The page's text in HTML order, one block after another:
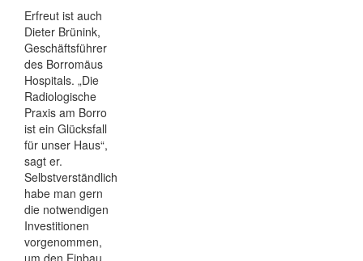
Erfreut ist auch
Dieter Brünink,
Geschäftsführer
des Borromäus
Hospitals. „Die
Radiologische
Praxis am Borro
ist ein Glücksfall
für unser Haus“,
sagt er.
Selbstverständlich
habe man gern
die notwendigen
Investitionen
vorgenommen,
um den Einbau